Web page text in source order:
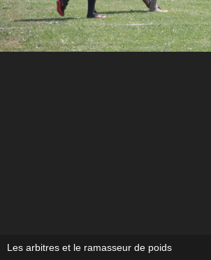
Les arbitres et le ramasseur de poids